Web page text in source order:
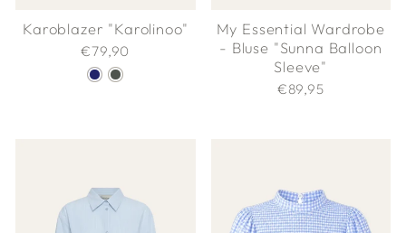
Karoblazer "Karolinoo"
€79,90
My Essential Wardrobe
- Bluse "Sunna Balloon
Sleeve"
€89,95